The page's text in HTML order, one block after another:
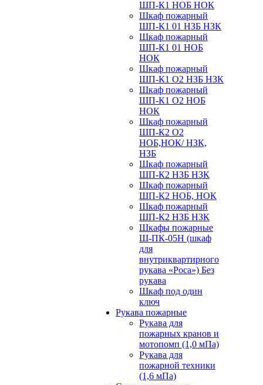
ШП-К1 НОБ НОК
Шкаф пожарный
ШП-К1 01 НЗБ НЗК
Шкаф пожарный
ШП-К1 01 НОБ
НОК
Шкаф пожарный
ШП-К1 О2 НЗБ НЗК
Шкаф пожарный
ШП-К1 О2 НОБ
НОК
Шкаф пожарный
ШП-К2 О2
НОБ,НОК/ НЗК,
НЗБ
Шкаф пожарный
ШП-К2 НЗБ НЗК
Шкаф пожарный
ШП-К2 НОБ, НОК
Шкаф пожарный
ШП-К2 НЗБ НЗК
Шкафы пожарные
Ш-ПК-05Н (шкаф
для
внутриквартирного
рукава «Роса») Без
рукава
Шкаф под один
ключ
Рукава пожарные
Рукава для
пожарных кранов и
мотопомп (1,0 мПа)
Рукава для
пожарной техники
(1,6 мПа)